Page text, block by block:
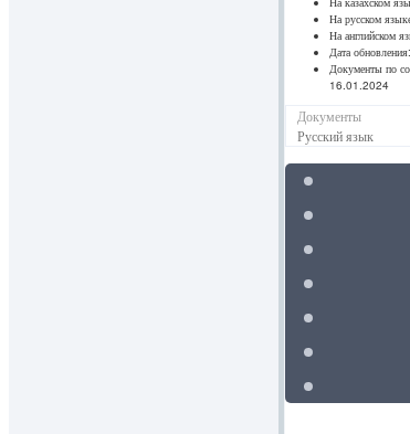
На русском
На английском
Дата обновления:
Документы по
16.01.2024
Документы
Русский язык